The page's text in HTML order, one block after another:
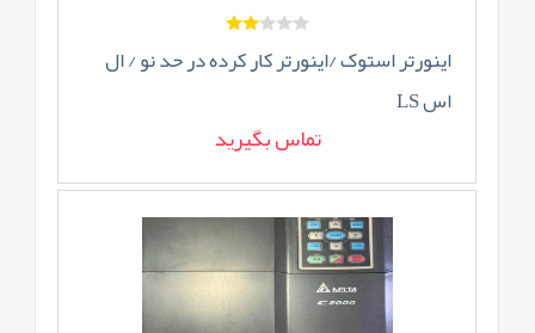
اینورتر استوک /اینورتر کار کرده در حد نو / ال
اس LS
تماس بگیرید